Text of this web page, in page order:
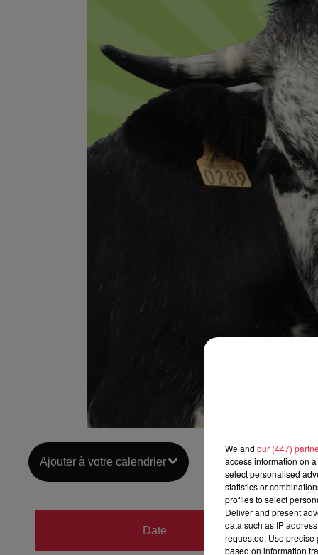
Ajouter à votre calendrier
Date
du4
au4
We and our (447)
access information on
select personalised
statistics or
profiles to select
Deliver and present
data such as IP
requested; Use precise
based on information